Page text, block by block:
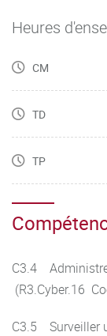
Heures
CM
TD
TP
C3.4
(R3.Cyber.16
C3.5 Surveiller